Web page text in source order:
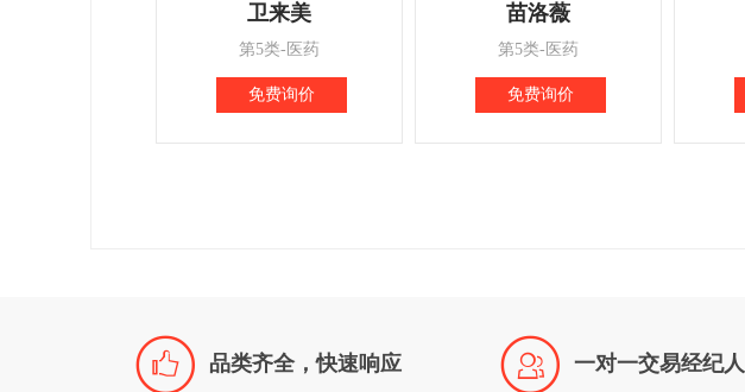
卫来美
第5类-医药
免费询价
苗洛薇
第5类-医药
免费询价
 品类齐全，快速响应  一对一交易经纪人